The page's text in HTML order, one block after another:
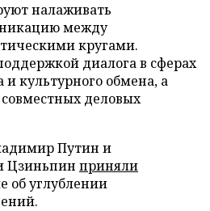
налаживать
между
кругами.
диалога в сферах
культурного обмена, а
деловых
Путин и
Цзиньпин приняли
об углублении